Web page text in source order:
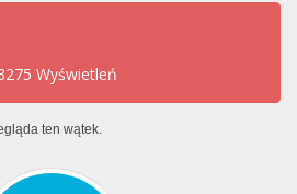
Wyświetleń
ten wątek.